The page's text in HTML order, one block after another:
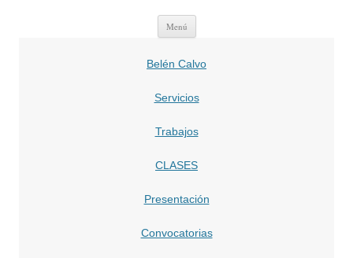
Menú Saltar
Belén Calvo
Servicios
Trabajos
CLASES
Presentación
Convocatorias